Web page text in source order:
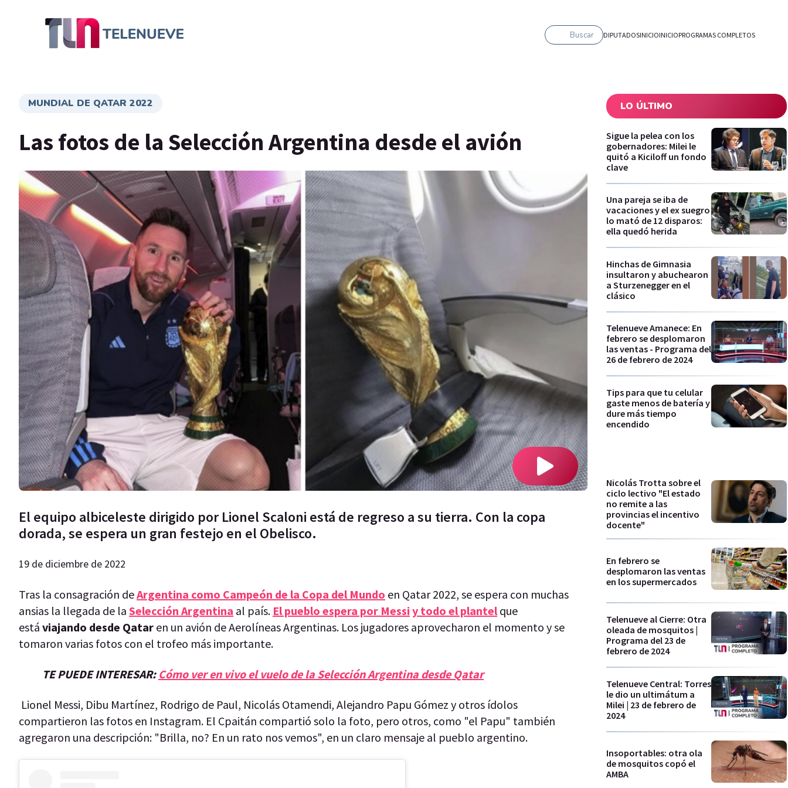
Buscar DIPUTADOSINICIOINICIOPROGRAMAS COMPLETOS
MUNDIAL DE QATAR 2022
Las fotos de la Selección Argentina desde el avión
El equipo albiceleste dirigido por Lionel Scaloni está de regreso a su tierra. Con la copa
dorada, se espera un gran festejo en el Obelisco.
19 de diciembre de 2022
Tras la consagración deArgentina como Campeón de la Copa del Mundo en Qatar 2022, se espera con muchas
ansias la llegada de la Selección Argentina al país. El pueblo espera por Messi y todo el plantel que
está viajando desde Qatar en un avión de Aerolíneas Argentinas. Los jugadores aprovecharon el momento y se
tomaron varias fotos con el trofeo más importante.
TE PUEDE INTERESAR: Cómo ver en vivo el vuelo de la Selección Argentina desde Qatar
Lionel Messi, Dibu Martínez, Rodrigo de Paul, Nicolás Otamendi, Alejandro Papu Gómez y otros ídolos
compartieron las fotos en Instagram. El Cpaitán compartió solo la foto, pero otros, como "el Papu" también
agregaron una descripción: "Brilla, no? En un rato nos vemos", en un claro mensaje al pueblo argentino.
LO ÚLTIMO
Sigue la pelea con los
gobernadores: Milei le
quitó a Kiciloff un fondo
clave
Una pareja se iba de
vacaciones y el ex suegro
lo mató de 12 disparos:
ella quedó herida
Hinchas de Gimnasia
insultaron y abuchearon
a Sturzenegger en el
clásico
Telenueve Amanece: En
febrero se desplomaron
las ventas - Programa del
26 de febrero de 2024
Tips para que tu celular
gaste menos de batería y
dure más tiempo
encendido
Nicolás Trotta sobre el
ciclo lectivo "El estado
no remite a las
provincias el incentivo
docente"
En febrero se
desplomaron las ventas
en los supermercados
Telenueve al Cierre: Otra
oleada de mosquitos |
Programa del 23 de
febrero de 2024
Telenueve Central: Torres
le dio un ultimátum a
Milei | 23 de febrero de
2024
Insoportables: otra ola
de mosquitos copó el
AMBA